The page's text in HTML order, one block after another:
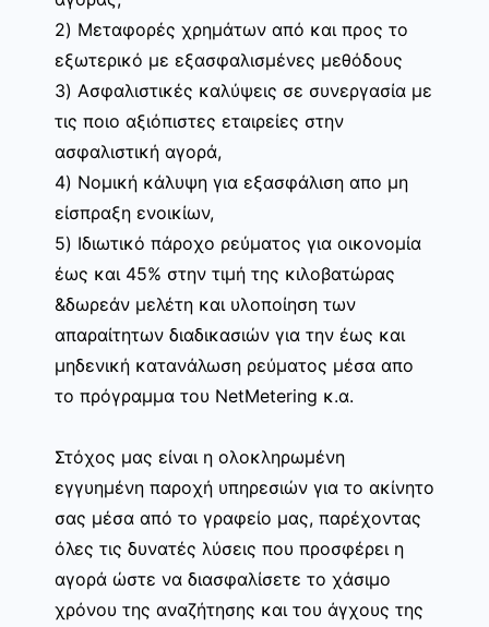
2) Μεταφορές χρημάτων από και προς το
εξωτερικό με εξασφαλισμένες μεθόδους
3) Ασφαλιστικές καλύψεις σε συνεργασία με
τις ποιο αξιόπιστες εταιρείες στην
ασφαλιστική αγορά,
4) Νομική κάλυψη για εξασφάλιση απο μη
είσπραξη ενοικίων,
5) Ιδιωτικό πάροχο ρεύματος για οικονομία
έως και 45% στην τιμή της κιλοβατώρας
&δωρεάν μελέτη και υλοποίηση των
απαραίτητων διαδικασιών για την έως και
μηδενική κατανάλωση ρεύματος μέσα απο
το πρόγραμμα του NetMetering κ.α.
Στόχος μας είναι η ολοκληρωμένη
εγγυημένη παροχή υπηρεσιών για το ακίνητο
σας μέσα από το γραφείο μας, παρέχοντας
όλες τις δυνατές λύσεις που προσφέρει η
αγορά ώστε να διασφαλίσετε το χάσιμο
χρόνου της αναζήτησης και του άγχους της